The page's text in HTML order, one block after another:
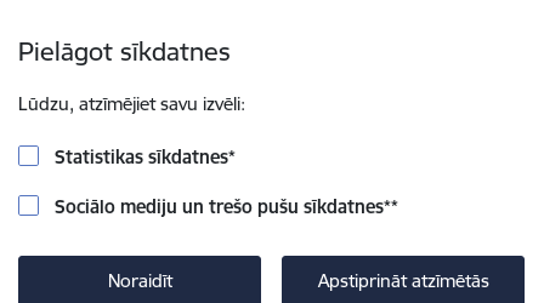
Pielāgot sīkdatnes
Lūdzu, atzīmējiet savu izvēli:
Statistikas sīkdatnes*
Sociālo mediju un trešo pušu sīkdatnes**
Noraidīt Apstiprināt atzīmētās